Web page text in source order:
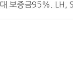
보증금95%. LH,